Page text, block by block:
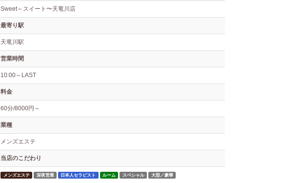
Sweet～スイート〜天竜川店
最寄り駅
天竜川駅
営業時間
10:00～LAST
料金
60分/8000円～
業種
メンズエステ
当店のこだわり
メンズエステ 深夜営業 日本人セラピスト ルーム スペシャル 大型／豪華